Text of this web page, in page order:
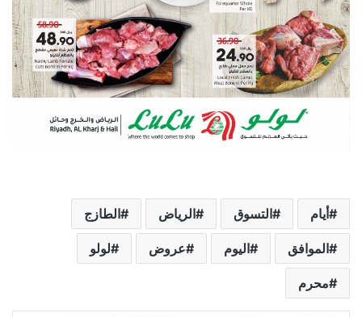
أيام التسوق الرياض الطازج
الموافق اليوم عروض لولو
محرم